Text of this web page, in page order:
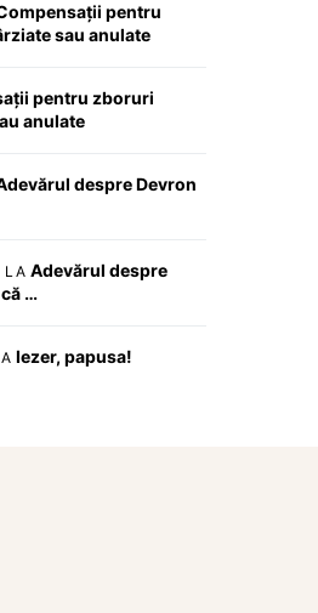
pentru
sau anulate
pentru zboruri
anulate
despre Devron
LA Adevărul despre
…
Iezer, papusa!